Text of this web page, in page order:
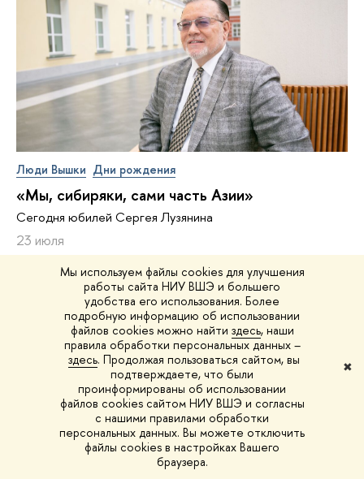
Мы используем файлы cookies для улучшения
работы сайта НИУ ВШЭ и большего
удобства его использования. Более
подробную информацию об использовании
файлов cookies можно найти здесь, наши
правила обработки персональных данных –
здесь. Продолжая пользоваться сайтом, вы
подтверждаете, что были
проинформированы об использовании
файлов cookies сайтом НИУ ВШЭ и согласны
с нашими правилами обработки
персональных данных. Вы можете отключить
файлы cookies в настройках Вашего
браузера.
✖
Люди Вышки Дни рождения
«Мы, сибиряки, сами часть Азии»
Сегодня юбилей Сергея Лузянина
23 июля
Дни рождения